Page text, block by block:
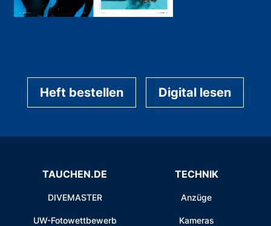
Heft bestellen Digital lesen
TAUCHEN.DE
DIVEMASTER
UW-Fotowettbewerb
TECHNIK
Anzüge
Kameras